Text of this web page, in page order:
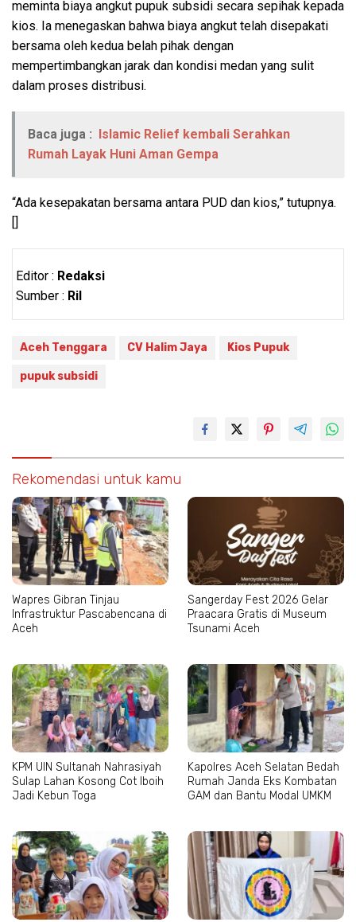
meminta biaya angkut pupuk subsidi secara sepihak kepada
kios. Ia menegaskan bahwa biaya angkut telah disepakati
bersama oleh kedua belah pihak dengan
mempertimbangkan jarak dan kondisi medan yang sulit
dalam proses distribusi.
Baca juga :
Islamic Relief kembali Serahkan
Rumah Layak Huni Aman Gempa
“Ada kesepakatan bersama antara PUD dan kios,” tutupnya.
Editor : Redaksi
Sumber : Ril
Aceh Tenggara CV Halim Jaya Kios Pupuk
pupuk subsidi
Rekomendasi untuk kamu
Wapres Gibran Tinjau
Infrastruktur Pascabencana di
Aceh
Sangerday Fest 2026 Gelar
Praacara Gratis di Museum
Tsunami Aceh
KPM UIN Sultanah Nahrasiyah
Sulap Lahan Kosong Cot Iboih
Jadi Kebun Toga
Kapolres Aceh Selatan Bedah
Rumah Janda Eks Kombatan
GAM dan Bantu Modal UMKM